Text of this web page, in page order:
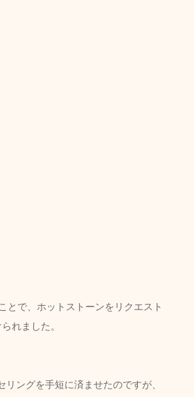
とで、ホットストーンをリクエスト
れました。
ングを手短に済ませたのですが、